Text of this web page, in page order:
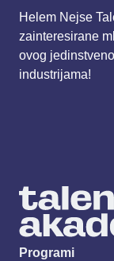
Helem Nejse
zainteresirane
ovog
industrijama!
Programi